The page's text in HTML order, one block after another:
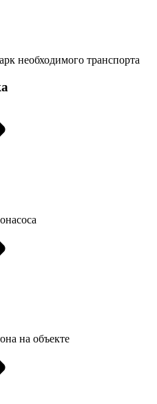
необходимого транспорта
на объекте